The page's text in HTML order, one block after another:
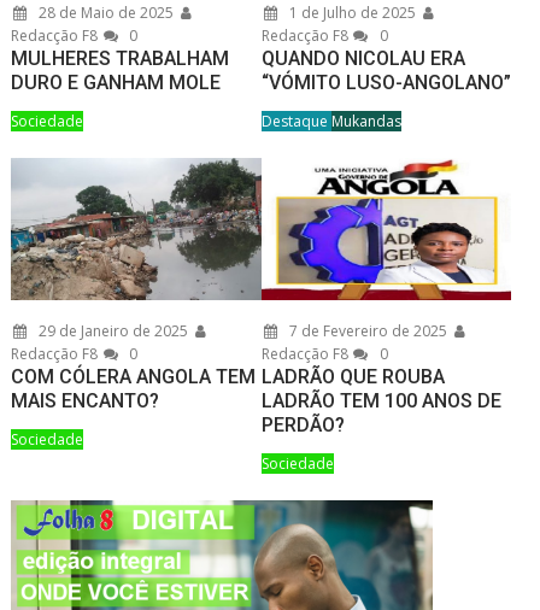
28 de Maio de 2025
Redacção F8
0
MULHERES TRABALHAM
DURO E GANHAM MOLE
Sociedade
1 de Julho de 2025
Redacção F8
0
QUANDO NICOLAU ERA
“VÓMITO LUSO-ANGOLANO”
Destaque Mukandas
29 de Janeiro de 2025
Redacção F8
0
COM CÓLERA ANGOLA TEM
MAIS ENCANTO?
Sociedade
7 de Fevereiro de 2025
Redacção F8
0
LADRÃO QUE ROUBA
LADRÃO TEM 100 ANOS DE
PERDÃO?
Sociedade